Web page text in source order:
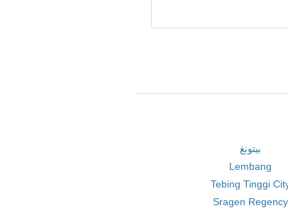
بيتونغ
Lembang
Tebing Tinggi
Sragen Regency